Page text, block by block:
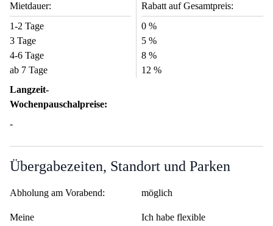
Mietdauer:
Rabatt auf Gesamtpreis:
1-2 Tage
0 %
3 Tage
5 %
4-6 Tage
8 %
ab 7 Tage
12 %
Langzeit-
Wochenpauschalpreise:
-
Übergabezeiten, Standort und Parken
Abholung am Vorabend: möglich
Meine
Ich habe flexible